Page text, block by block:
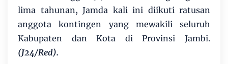
lima tahunan, Jamda kali ini diikuti ratusan
anggota kontingen yang mewakili seluruh
Kabupaten dan Kota di Provinsi Jambi.
(J24/Red).